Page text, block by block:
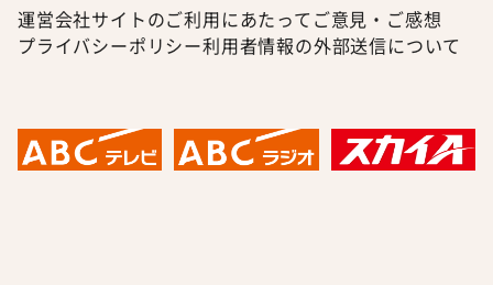
運営会社サイトのご利用にあたって ご意見・ご感想
プライバシーポリシー利用者情報の外部送信について